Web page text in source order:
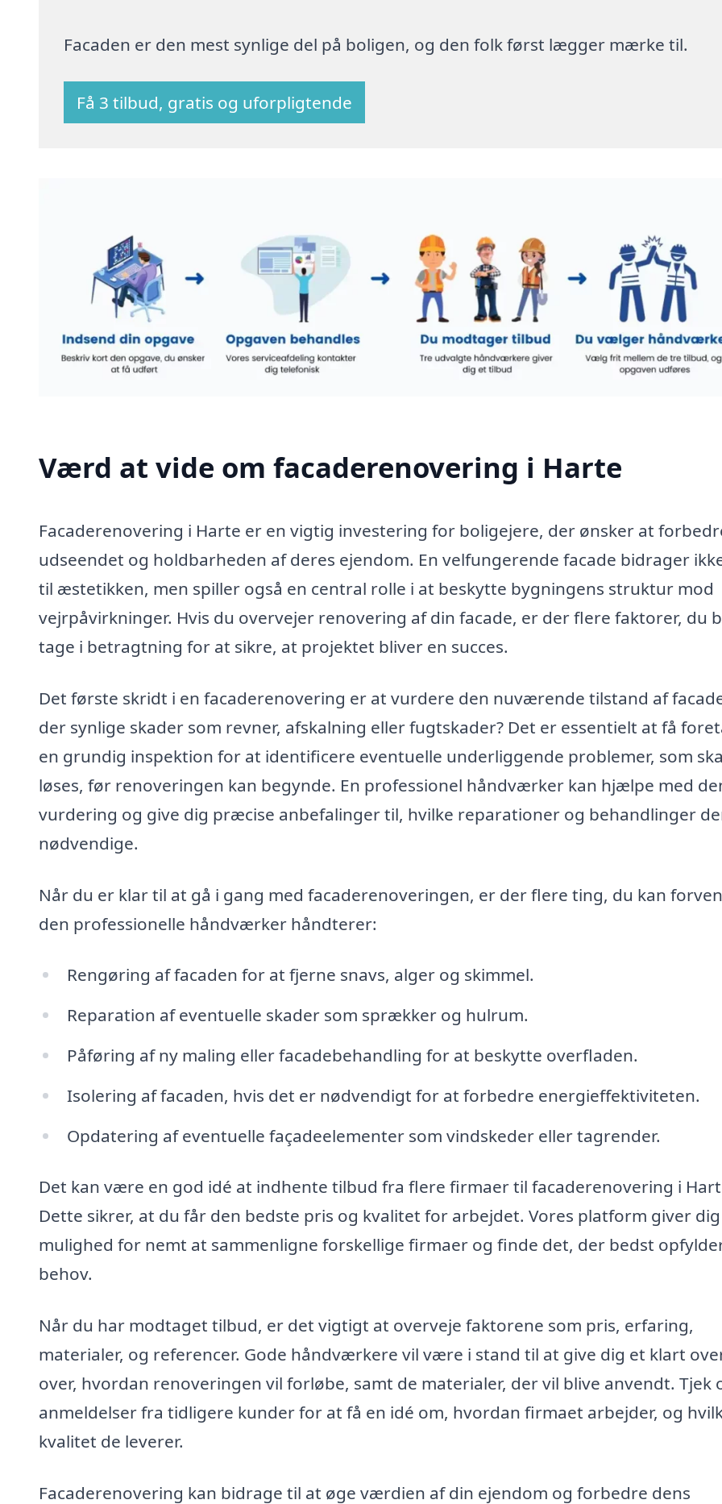
Facaden er den mest synlige del på boligen, og den folk først lægger mærke til.
Få 3 tilbud, gratis og uforpligtende
Værd at vide om facaderenovering i Harte
Facaderenovering i Harte er en vigtig investering for boligejere, der ønsker at
udseendet og holdbarheden af deres ejendom. En velfungerende facade bidrager
til æstetikken, men spiller også en central rolle i at beskytte bygningens struktur mod
vejrpåvirkninger. Hvis du overvejer renovering af din facade, er der flere faktorer, du
tage i betragtning for at sikre, at projektet bliver en succes.
Det første skridt i en facaderenovering er at vurdere den nuværende tilstand af
der synlige skader som revner, afskalning eller fugtskader? Det er essentielt at få
en grundig inspektion for at identificere eventuelle underliggende problemer, som
løses, før renoveringen kan begynde. En professionel håndværker kan hjælpe med
vurdering og give dig præcise anbefalinger til, hvilke reparationer og behandlinger
nødvendige.
Når du er klar til at gå i gang med facaderenoveringen, er der flere ting, du kan
den professionelle håndværker håndterer:
Rengøring af facaden for at fjerne snavs, alger og skimmel.
Reparation af eventuelle skader som sprækker og hulrum.
Påføring af ny maling eller facadebehandling for at beskytte overfladen.
Isolering af facaden, hvis det er nødvendigt for at forbedre energieffektiviteten.
Opdatering af eventuelle façadeelementer som vindskeder eller tagrender.
Det kan være en god idé at indhente tilbud fra flere firmaer til facaderenovering i
Dette sikrer, at du får den bedste pris og kvalitet for arbejdet. Vores platform giver dig
mulighed for nemt at sammenligne forskellige firmaer og finde det, der bedst
behov.
Når du har modtaget tilbud, er det vigtigt at overveje faktorene som pris, erfaring,
materialer, og referencer. Gode håndværkere vil være i stand til at give dig et klart
over, hvordan renoveringen vil forløbe, samt de materialer, der vil blive anvendt. Tjek
anmeldelser fra tidligere kunder for at få en idé om, hvordan firmaet arbejder, og
kvalitet de leverer.
Facaderenovering kan bidrage til at øge værdien af din ejendom og forbedre dens